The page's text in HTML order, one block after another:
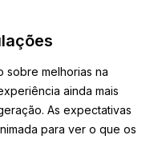
sobre melhorias na
ainda mais
As expectativas
para ver o que os